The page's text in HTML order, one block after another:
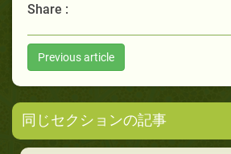
Share :
Previous article
同じセクションの記事